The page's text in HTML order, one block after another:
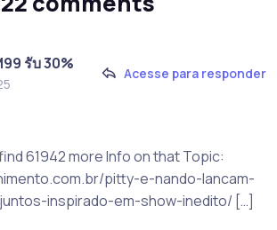
รับ 30%
Acesse para responder
61942 more Info on that Topic:
pitty-e-nando-lancam-
inspirado-em-show-inedito/ […]